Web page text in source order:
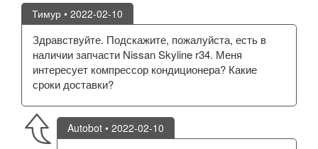
Тимур • 2022-02-10
Здравствуйте. Подскажите, пожалуйста, есть в
наличии запчасти Nissan Skyline r34. Меня
интересует компрессор кондиционера? Какие
сроки доставки?
Autobot • 2022-02-10